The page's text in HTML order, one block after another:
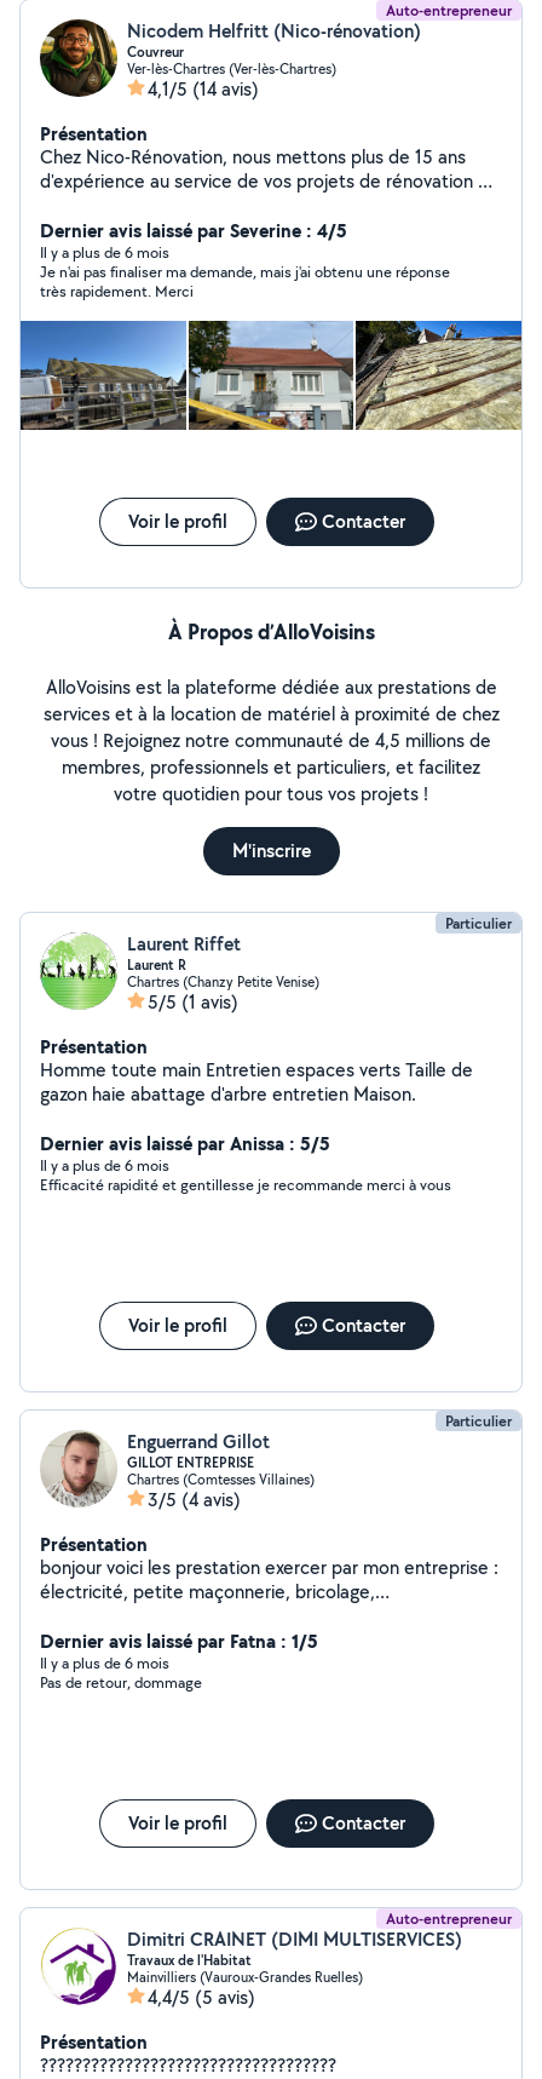
Auto-entrepreneur
Nicodem Helfritt (Nico-rénovation)
Couvreur
Ver-lès-Chartres (Ver-lès-Chartres)
4,1/5 (14 avis)
Présentation
Chez Nico-Rénovation, nous mettons plus de 15 ans
d'expérience au service de vos projets de rénovation et
mise en peinture, le ravalement, et le nettoyage sans
haute pression, nous allions savoir-faire et respect des
matériaux. Nos prestations incluent Rénovation et
entretien de toiture : Pose, réparation, traitement et
démoussage Peinture et ravalement : Finitions
professionnelles pour murs et façade Nettoyage doux
de façades et terrasses : Techniques à basse pression
et produits adaptés, sans risque pour vos surfaces.
Avec des méthodes innovantes et des produits
confiance à Nico-Rénovation pour embellir et protéger
votre habitat. Contactez-nous dès maintenant pour un
devis gratuit !
Dernier avis laissé par Severine : 4/5
Il y a plus de 6 mois
Je n'ai pas finaliser ma demande, mais j'ai obtenu une réponse
très rapidement. Merci
Voir le profil Contacter
À Propos d’AlloVoisins
AlloVoisins est la plateforme dédiée aux prestations de
services et à la location de matériel à proximité de chez
vous ! Rejoignez notre communauté de 4,5 millions de
membres, professionnels et particuliers, et facilitez
votre quotidien pour tous vos projets !
M'inscrire
Particulier
Laurent Riffet
Laurent R
Chartres (Chanzy Petite Venise)
5/5 (1 avis)
Présentation
Homme toute main Entretien espaces verts Taille de
gazon haie abattage d'arbre entretien Maison.
Dernier avis laissé par Anissa : 5/5
Il y a plus de 6 mois
Efficacité rapidité et gentillesse je recommande merci à vous
Voir le profil Contacter
Particulier
Enguerrand Gillot
GILLOT ENTREPRISE
Chartres (Comtesses Villaines)
3/5 (4 avis)
Présentation
bonjour voici les prestation exercer par mon entreprise :
électricité, petite maçonnerie, bricolage,
Dernier avis laissé par Fatna : 1/5
Il y a plus de 6 mois
Pas de retour, dommage
Voir le profil Contacter
Auto-entrepreneur
Dimitri CRAINET (DIMI MULTISERVICES)
Travaux de l'Habitat
Mainvilliers (Vauroux-Grandes Ruelles)
4,4/5 (5 avis)
Présentation
???????????????????????????????????